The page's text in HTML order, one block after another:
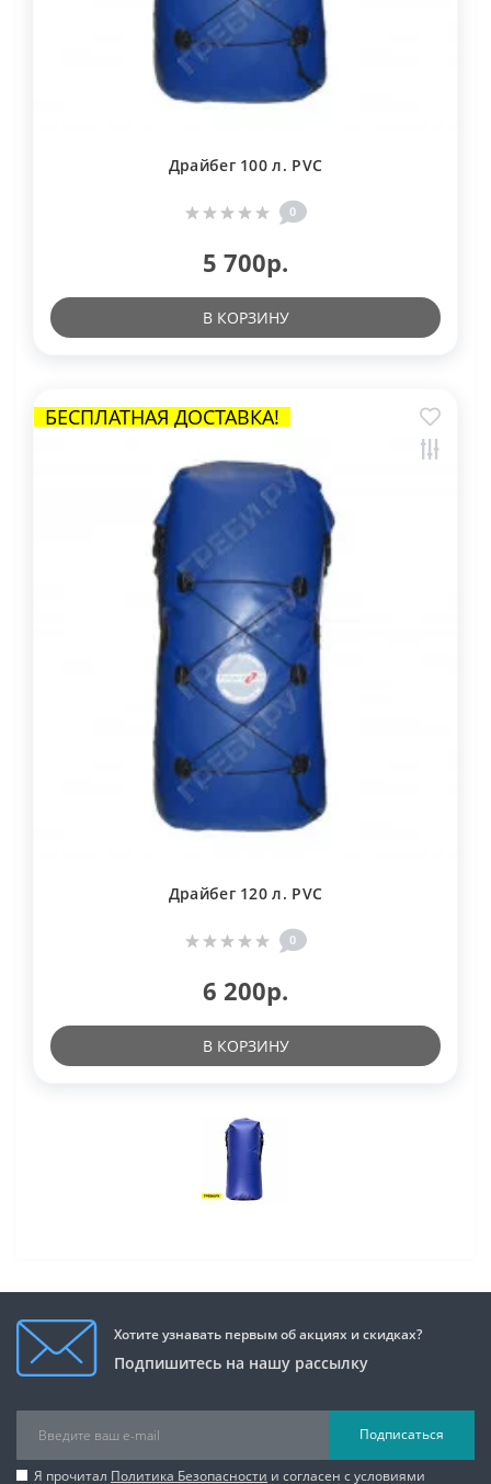
Драйбег 100 л. PVC
0
5 700р.
В КОРЗИНУ
БЕСПЛАТНАЯ ДОСТАВКА!
Драйбег 120 л. PVC
0
6 200р.
В КОРЗИНУ
Хотите узнавать первым об акциях и скидках?
Подпишитесь на нашу рассылку
Подписаться
Я прочитал Политика Безопасности и согласен с условиями